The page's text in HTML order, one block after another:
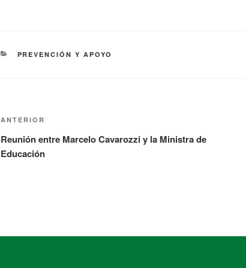
PREVENCIÓN Y APOYO
ANTERIOR
Reunión entre Marcelo Cavarozzi y la Ministra de
Educación